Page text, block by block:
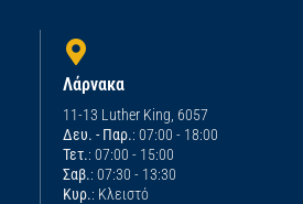
Λάρνακα
11-13 Luther King, 6057
Δευ. - Παρ.: 07:00 - 18:00
Τετ.: 07:00 - 15:00
Σαβ.: 07:30 - 13:30
Κυρ.: Κλειστό